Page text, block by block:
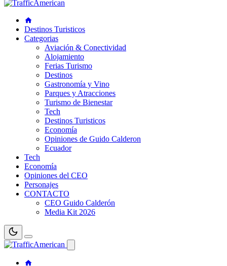
Destinos Turisticos
Categorias
Aviación & Conectividad
Alojamiento
Ferias Turismo
Destinos
Gastronomía y Vino
Parques y Atracciones
Turismo de Bienestar
Tech
Destinos Turisticos
Economía
Opiniones de Guido Calderon
Ecuador
Tech
Economía
Opiniones del CEO
Personajes
CONTACTO
CEO Guido Calderón
Media Kit 2026